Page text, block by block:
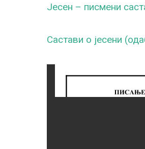
Јесен – писмени
Састави о јесени